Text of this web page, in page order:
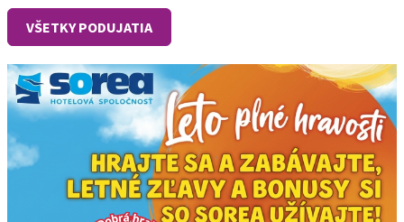
VŠETKY PODUJATIA